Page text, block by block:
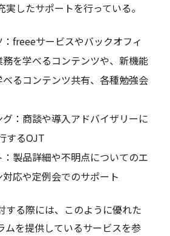
したサポートを行っている。
freeeサービスやバックオフィ
を学べるコンテンツや、新機能
るコンテンツ共有、各種勉強会
：商談や導入アドバイザリーに
するOJT
製品詳細や不明点についてのエ
応や定例会でのサポート
する際には、このように優れた
ムを提供しているサービスを参